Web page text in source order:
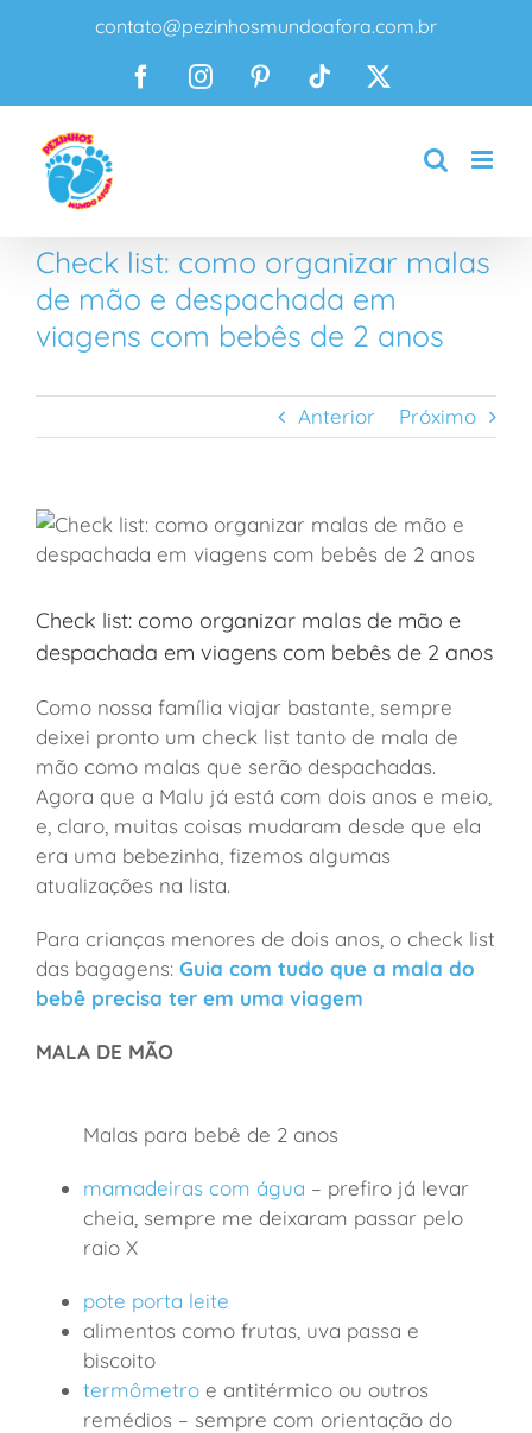
conteúdo
contato@pezinhosmundoafora.com.br
FacebookInstagramPinterestTiktok
Check list: como organizar malas
de mão e despachada em
viagens com bebês de 2 anos
Anterior Próximo
Check list: como organizar malas de mão e
despachada em viagens com bebês de 2 anos
Como nossa família viajar bastante, sempre
deixei pronto um check list tanto de mala de
mão como malas que serão despachadas.
Agora que a Malu já está com dois anos e meio,
e, claro, muitas coisas mudaram desde que ela
era uma bebezinha, fizemos algumas
atualizações na lista.
Para crianças menores de dois anos, o check list
das bagagens: Guia com tudo que a mala do
bebê precisa ter em uma viagem
MALA DE MÃO
Malas para bebê de 2 anos
mamadeiras com água – prefiro já levar
cheia, sempre me deixaram passar pelo
raio X
pote porta leite
alimentos como frutas, uva passa e
biscoito
termômetroe antitérmico ou outros
remédios – sempre com orientação do